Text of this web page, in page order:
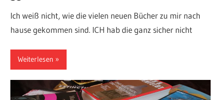
Ich weiß nicht, wie die vielen neuen Bücher zu mir nach
hause gekommen sind. ICH hab die ganz sicher nicht
Weiterlesen